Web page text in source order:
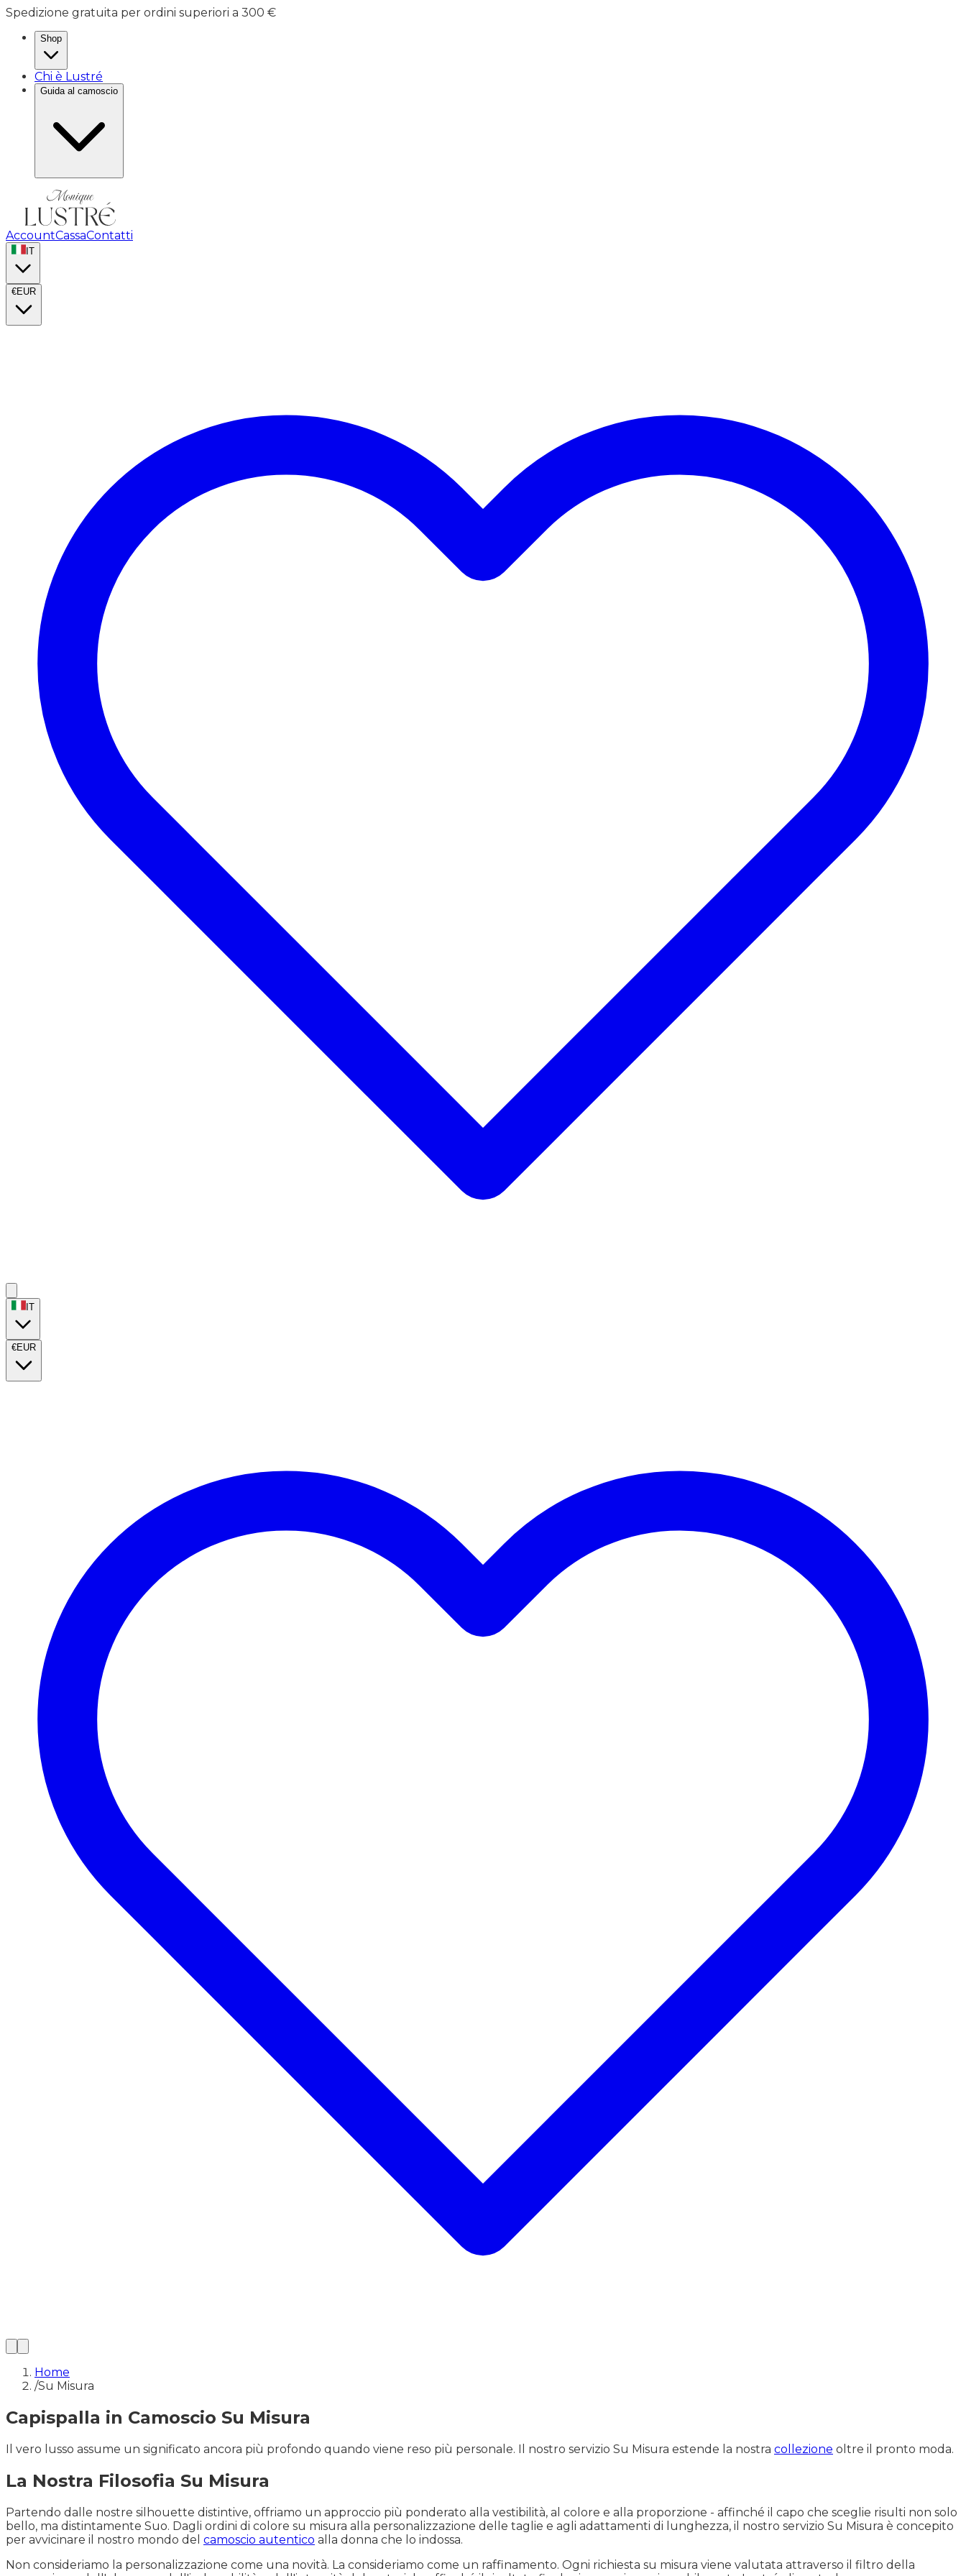
Spedizione gratuita per ordini superiori a 300 €
Shop
Chi è Lustré
Guida al camoscio
AccountCassaContatti
IT
€EUR
IT
€EUR
Home
/Su Misura
Capispalla in Camoscio Su Misura
Il vero lusso assume un significato ancora più profondo quando viene reso più personale. Il nostro servizio Su Misura estende la nostra collezione oltre il pronto moda.
La Nostra Filosofia Su Misura
Partendo dalle nostre silhouette distintive, offriamo un approccio più ponderato alla vestibilità, al colore e alla proporzione - affinché il capo che sceglie risulti non solo
bello, ma distintamente Suo. Dagli ordini di colore su misura alla personalizzazione delle taglie e agli adattamenti di lunghezza, il nostro servizio Su Misura è concepito
per avvicinare il nostro mondo del camoscio autentico alla donna che lo indossa.
Non consideriamo la personalizzazione come una novità. La consideriamo come un raffinamento. Ogni richiesta su misura viene valutata attraverso il filtro della